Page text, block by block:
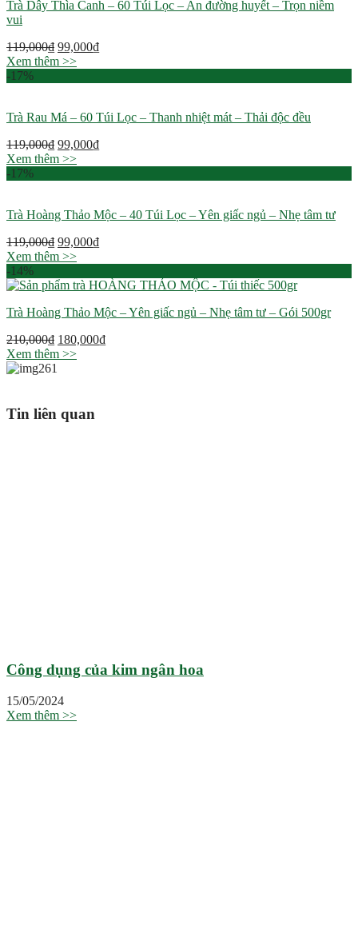
Trà Dây Thìa Canh – 60 Túi Lọc – An đường huyết – Trọn niềm
vui
119,000₫ 99,000₫
Xem thêm >>
-17%
Trà Rau Má – 60 Túi Lọc – Thanh nhiệt mát – Thải độc đều
119,000₫ 99,000₫
Xem thêm >>
-17%
Trà Hoàng Thảo Mộc – 40 Túi Lọc – Yên giấc ngủ – Nhẹ tâm tư
119,000₫ 99,000₫
Xem thêm >>
-14%
Trà Hoàng Thảo Mộc – Yên giấc ngủ – Nhẹ tâm tư – Gói 500gr
210,000₫ 180,000₫
Xem thêm >>
Tin liên quan
Công dụng của kim ngân hoa
15/05/2024
Xem thêm >>